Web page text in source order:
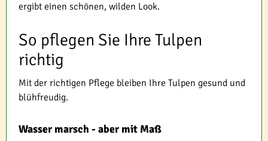
ergibt einen schönen, wilden Look.
So pflegen Sie Ihre Tulpen
richtig
Mit der richtigen Pflege bleiben Ihre Tulpen gesund und
blühfreudig.
Wasser marsch - aber mit Maß